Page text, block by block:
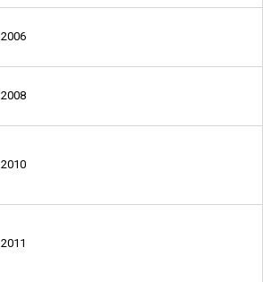
2006
2008
2010
2011